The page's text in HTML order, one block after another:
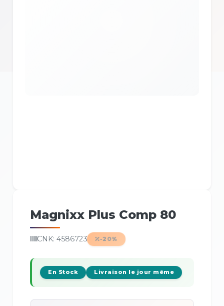
Magnixx Plus Comp 80
CNK: 4586723 -20%
En Stock Livraison le jour même